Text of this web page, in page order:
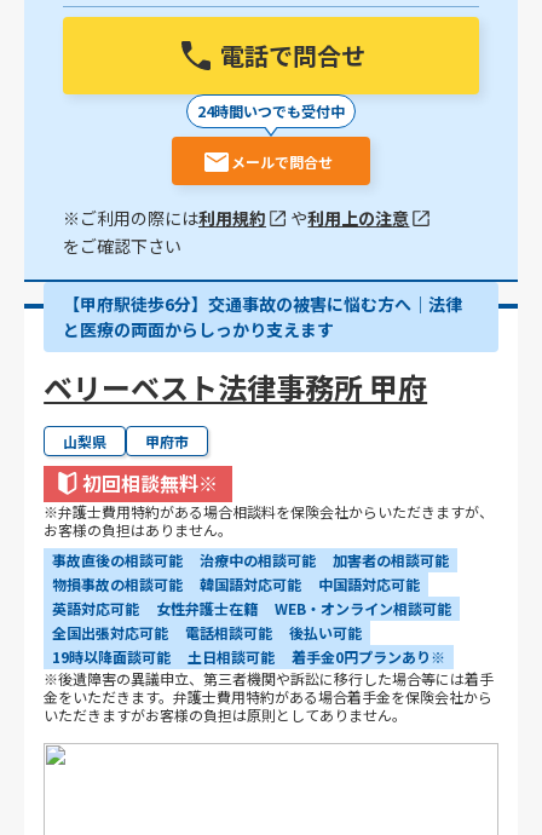
電話で問合せ
24時間いつでも受付中
メールで問合せ
※ご利用の際には利用規約 や利用上の注意
をご確認下さい
【甲府駅徒歩6分】交通事故の被害に悩む方へ｜法律
と医療の両面からしっかり支えます
ベリーベスト法律事務所 甲府
山梨県 甲府市
初回相談無料※
※弁護士費用特約がある場合相談料を保険会社からいただきますが、
お客様の負担はありません。
事故直後の相談可能
治療中の相談可能
加害者の相談可能
物損事故の相談可能
韓国語対応可能
中国語対応可能
英語対応可能
女性弁護士在籍
WEB・オンライン相談可能
全国出張対応可能
電話相談可能
後払い可能
19時以降面談可能
土日相談可能
着手金0円プランあり※
※後遺障害の異議申立、第三者機関や訴訟に移行した場合等には着手
金をいただきます。弁護士費用特約がある場合着手金を保険会社から
いただきますがお客様の負担は原則としてありません。